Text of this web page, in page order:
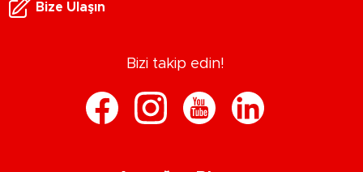
Bize Ulaşın
Bizi takip edin!